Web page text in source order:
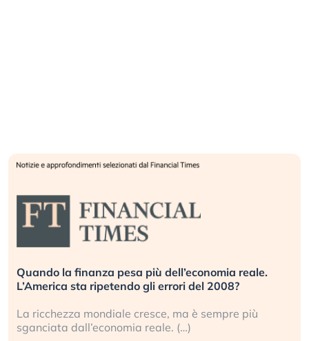
Quando la finanza pesa più dell’economia reale.
L’America sta ripetendo gli errori del 2008?
La ricchezza mondiale cresce, ma è sempre più
sganciata dall’economia reale. (…)